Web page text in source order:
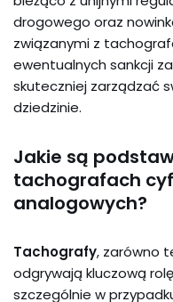
drogowego oraz
związanymi z
ewentualnych sankcji
skuteczniej zarządzać
dziedzinie.
Jakie są
tachografach
analogowych?
Tachografy, zarówno
odgrywają kluczową
szczególnie w